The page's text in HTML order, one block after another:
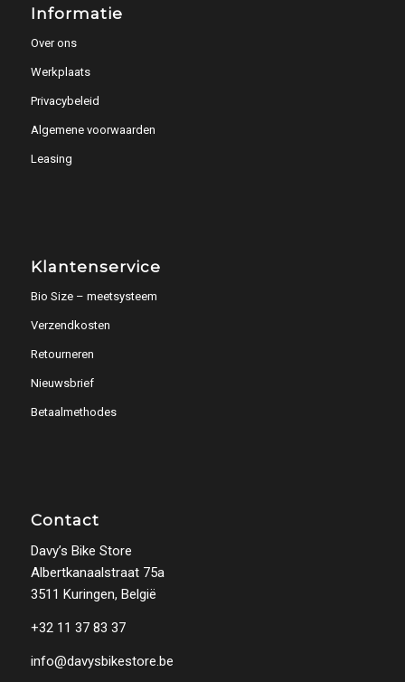
Informatie
Over ons
Werkplaats
Privacybeleid
Algemene voorwaarden
Leasing
Klantenservice
Bio Size – meetsysteem
Verzendkosten
Retourneren
Nieuwsbrief
Betaalmethodes
Contact
Davy’s Bike Store
Albertkanaalstraat 75a
3511 Kuringen, België
+32 11 37 83 37
info@davysbikestore.be